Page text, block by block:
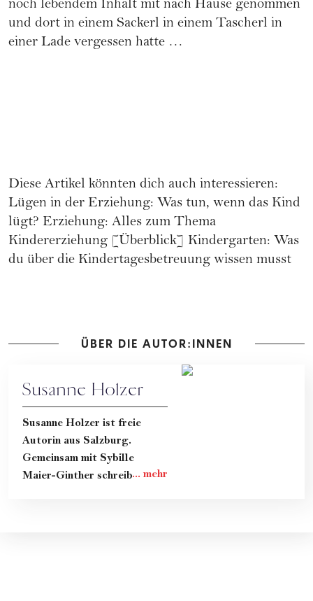
noch lebendem Inhalt mit nach Hause genommen
und dort in einem Sackerl in einem Tascherl in
einer Lade vergessen hatte …
Diese Artikel könnten dich auch interessieren:
Lügen in der Erziehung: Was tun, wenn das Kind
lügt? Erziehung: Alles zum Thema
Kindererziehung [Überblick] Kindergarten: Was
du über die Kindertagesbetreuung wissen musst
ÜBER DIE AUTOR:INNEN
Susanne Holzer
Susanne Holzer ist freie
Autorin aus Salzburg.
Gemeinsam mit Sybille
Maier-Ginther schreibt sie im